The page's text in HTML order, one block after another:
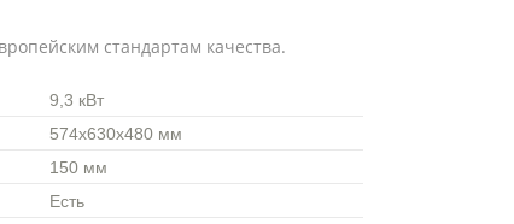
стандартам качества.
9,3 кВт
574х630х480 мм
150 мм
Есть